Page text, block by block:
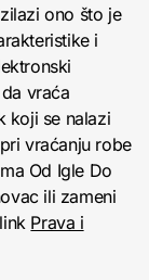
ono što je
i
vraća
koji se nalazi
vraćanju robe
Od Igle Do
ili zameni
Prava i